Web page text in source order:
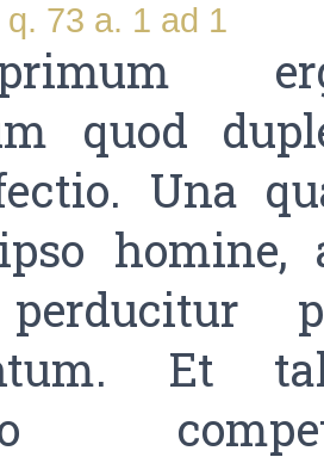
q. 73 a. 1 ad 1
quod
Una
homine,
Et